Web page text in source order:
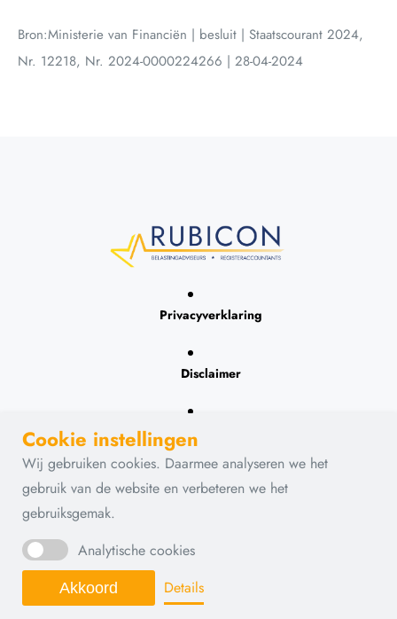
Bron:Ministerie van Financiën | besluit | Staatscourant 2024,
Nr. 12218, Nr. 2024-0000224266 | 28-04-2024
Privacyverklaring
Disclaimer
Contact
© 2026 - Rubicon
Cookie instellingen
Wij gebruiken cookies. Daarmee analyseren we het
gebruik van de website en verbeteren we het
gebruiksgemak.
Analytische cookies
Details
Akkoord